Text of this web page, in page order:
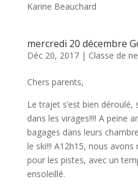
Karine Beauchard
mercredi 20 décembre
Déc 20, 2017| Classe de
Chers parents,
Le trajet s’est bien
dans les virages!!!! A peine
bagages dans leurs
le ski!!! A12h15, nous
pour les pistes, avec un
ensoleillé.